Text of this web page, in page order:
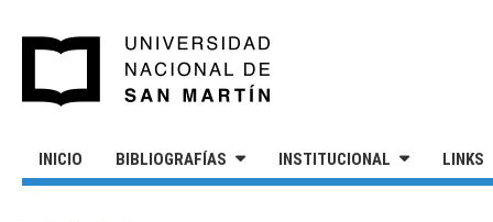
INICIO BIBLIOGRAFÍAS INSTITUCIONAL LINKS